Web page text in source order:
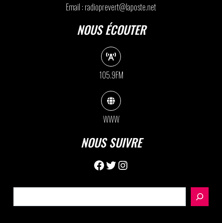
Email : radioprevert@laposte.net
NOUS ÉCOUTER
105.9FM
WWW
NOUS SUIVRE
Facebook
TwitterInstagram